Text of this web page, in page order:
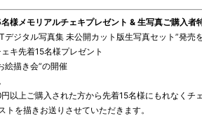
様メモリアルチェキプレゼント & 生写真ご購入
デジタル写真集 未公開カット版生写真セット”発売
キ先着15名様プレゼント
描き会”の開催
以上ご購入された方から先着15名様にもれなくチ
トを描きお送りさせていただきます。